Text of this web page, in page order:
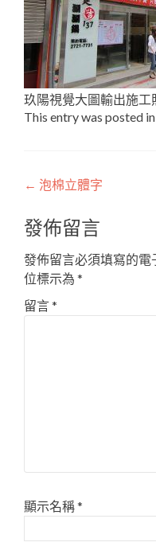
玖陽視覺大圖輸出施工
This entry was posted
Post
navigation
← 泡棉立體字
發佈留言
發佈留言必須填寫的電
位標示為 *
留言*
顯示名稱*